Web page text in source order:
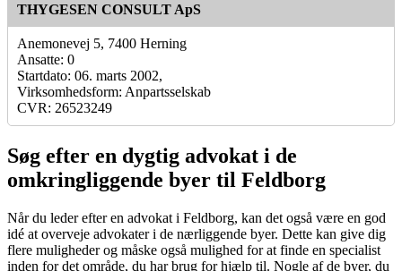
THYGESEN CONSULT ApS
Anemonevej 5, 7400 Herning
Ansatte: 0
Startdato: 06. marts 2002,
Virksomhedsform: Anpartsselskab
CVR: 26523249
Søg efter en dygtig advokat i de
omkringliggende byer til Feldborg
Når du leder efter en advokat i Feldborg, kan det også være en god
idé at overveje advokater i de nærliggende byer. Dette kan give dig
flere muligheder og måske også mulighed for at finde en specialist
inden for det område, du har brug for hjælp til. Nogle af de byer, du